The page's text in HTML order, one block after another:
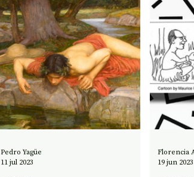
Pedro Yagüe
11 jul 2023
Florencia
19 jun 2023